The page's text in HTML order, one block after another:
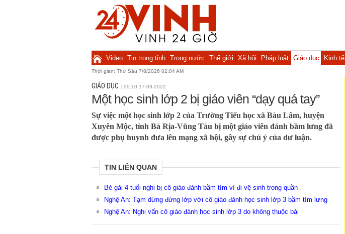
Video Tin trong tỉnh Trong nước Thế giới Xã hội Pháp luật Giáo dục Kinh tế
Thời gian: Thứ Sáu 7/8/2026 02:04 AM
GIÁO DỤC 09:10 17-09-2022
Một học sinh lớp 2 bị giáo viên “dạy quá tay”
Sự việc một học sinh lớp 2 của Trường Tiểu học xã Bàu Lâm, huyện
Xuyên Mộc, tỉnh Bà Rịa-Vũng Tàu bị một giáo viên đánh bầm lưng đã
được phụ huynh đưa lên mạng xã hội, gây sự chú ý của dư luận.
TIN LIÊN QUAN
Bé gái 4 tuổi nghi bị cô giáo đánh bầm tím vì đi vệ sinh trong quần
Nghệ An: Tạm dừng đứng lớp với cô giáo đánh học sinh lớp 3 bầm tím lưng
Nghệ An: Nghi vấn cô giáo đánh học sinh lớp 3 do không thuộc bài